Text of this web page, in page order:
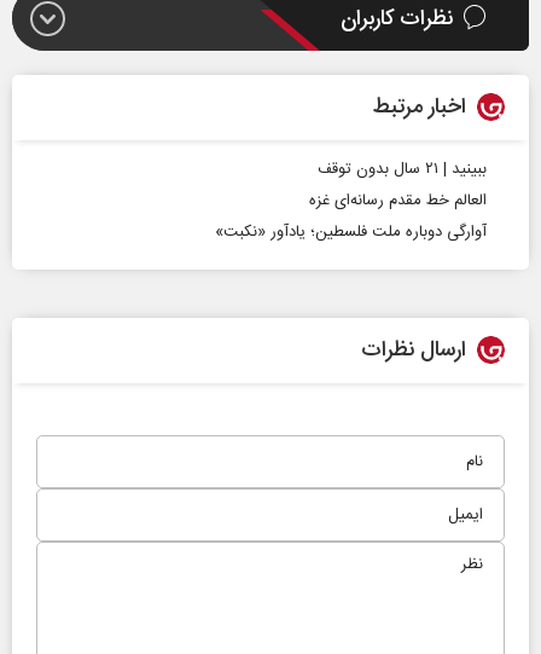
نظرات کاربران
اخبار مرتبط
ببینید | ۲۱ سال بدون توقف
العالم خط مقدم رسانه‌ای غزه
آوارگی دوباره ملت فلسطین؛ یادآور «نکبت»
ارسال نظرات